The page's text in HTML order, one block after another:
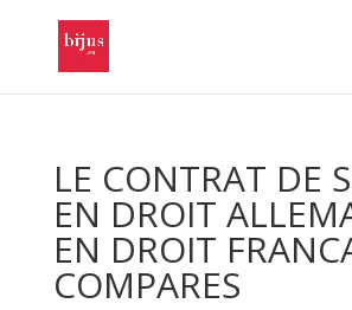
LE CONTRAT DE
EN DROIT
EN DROIT
COMPARES